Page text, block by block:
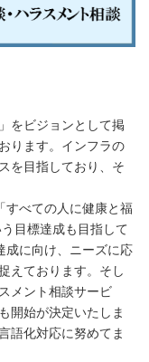
をビジョンとして掲
ります。インフラの
を目指しており、そ
すべての人に健康と福
目標達成も目指して
成に向け、ニーズに応
えております。そし
メント相談サービ
開始が決定いたしま
語化対応に努めてま